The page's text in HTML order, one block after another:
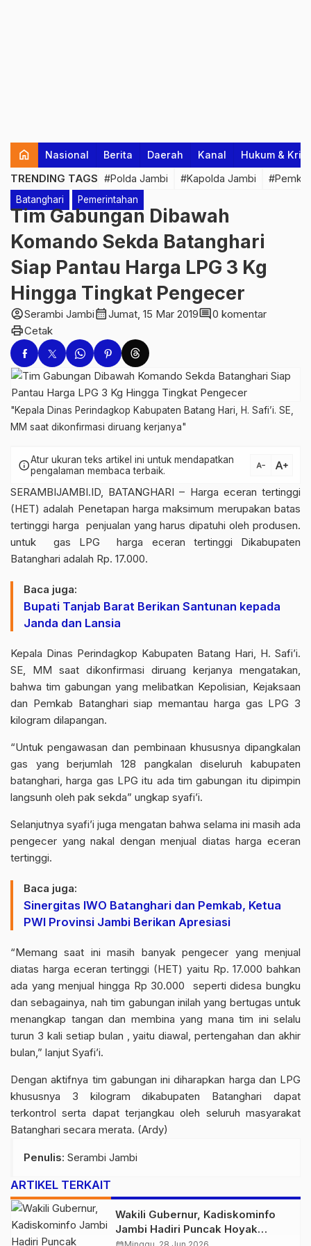
home Nasional Berita Daerah Kanal Hukum &
TRENDING TAGS #Polda Jambi #Kapolda Jambi
Batanghari Pemerintahan
Tim Gabungan Dibawah
Komando Sekda Batanghari
Siap Pantau Harga LPG 3 Kg
Hingga Tingkat Pengecer
account_circleSerambi Jambicalendar_monthJumat, 15 Mar 2019comment0 komentar
printCetak
"Kepala Dinas Perindagkop Kabupaten Batang Hari, H. Safi’i. SE,
MM saat dikonfirmasi diruang kerjanya"
infoAtur ukuran teks artikel ini untuk mendapatkan
pengalaman membaca terbaik.
text_decrease text_increase
SERAMBIJAMBI.ID, BATANGHARI – Harga eceran tertinggi
(HET) adalah Penetapan harga maksimum merupakan batas
tertinggi harga penjualan yang harus dipatuhi oleh produsen.
untuk gas LPG harga eceran tertinggi Dikabupaten
Batanghari adalah Rp. 17.000.
Baca juga:
Bupati Tanjab Barat Berikan Santunan kepada
Janda dan Lansia
Kepala Dinas Perindagkop Kabupaten Batang Hari, H. Safi’i.
SE, MM saat dikonfirmasi diruang kerjanya mengatakan,
bahwa tim gabungan yang melibatkan Kepolisian, Kejaksaan
dan Pemkab Batanghari siap memantau harga gas LPG 3
kilogram dilapangan.
“Untuk pengawasan dan pembinaan khususnya dipangkalan
gas yang berjumlah 128 pangkalan diseluruh kabupaten
batanghari, harga gas LPG itu ada tim gabungan itu dipimpin
langsunh oleh pak sekda” ungkap syafi’i.
Selanjutnya syafi’i juga mengatan bahwa selama ini masih ada
pengecer yang nakal dengan menjual diatas harga eceran
tertinggi.
Baca juga:
Sinergitas IWO Batanghari dan Pemkab, Ketua
PWI Provinsi Jambi Berikan Apresiasi
“Memang saat ini masih banyak pengecer yang menjual
diatas harga eceran tertinggi (HET) yaitu Rp. 17.000 bahkan
ada yang menjual hingga Rp 30.000 seperti didesa bungku
dan sebagainya, nah tim gabungan inilah yang bertugas untuk
menangkap tangan dan membina yang mana tim ini selalu
turun 3 kali setiap bulan , yaitu diawal, pertengahan dan akhir
bulan,” lanjut Syafi’i.
Dengan aktifnya tim gabungan ini diharapkan harga dan LPG
khususnya 3 kilogram dikabupaten Batanghari dapat
terkontrol serta dapat terjangkau oleh seluruh masyarakat
Batanghari secara merata. (Ardy)
Penulis: Serambi Jambi
ARTIKEL TERKAIT
Wakili Gubernur, Kadiskominfo
Jambi Hadiri Puncak Hoyak